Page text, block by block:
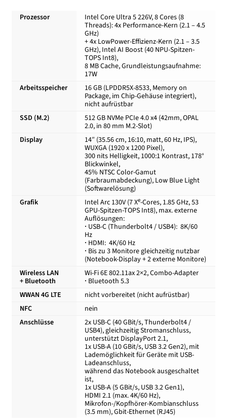
Versand-/Lieferkosten
Widerrufsbelehrung und Widerrufsfomular
Prozessor
Intel Core Ultra 5 226V, 8 Cores (8
Threads): 4x Performance-Kern (2.1 – 4.5
GHz)
+ 4x LowPower-Effizienz-Kern (2.1 – 3.5
GHz), Intel AI Boost (40 NPU-Spitzen-
TOPS Int8),
8 MB Cache, Grundleistungsaufnahme:
17W
Arbeitsspeicher
16 GB (LPDDR5X-8533, Memory on
Package, im Chip-Gehäuse integriert),
nicht aufrüstbar
SSD (M.2)
512 GB NVMe PCIe 4.0 x4 (42mm, OPAL
2.0, in 80 mm M.2-Slot)
Display
14″ (35.56 cm, 16:10, matt, 60 Hz, IPS),
WUXGA (1920 x 1200 Pixel),
300 nits Helligkeit, 1000:1 Kontrast, 178°
Blickwinkel,
45% NTSC Color-Gamut
(Farbraumabdeckung), Low Blue Light
(Softwarelösung)
Grafik
Intel Arc 130V (7 Xe-Cores, 1.85 GHz, 53
GPU-Spitzen-TOPS Int8), max. externe
Auflösungen:
· USB-C (Thunderbolt4 / USB4): 8K/60
Hz
· HDMI: 4K/60 Hz
· Bis zu 3 Monitore gleichzeitig nutzbar
(Notebook-Display + 2 externe Monitore)
Wireless LAN
+ Bluetooth
Wi-Fi 6E 802.11ax 2×2, Combo-Adapter
· Bluetooth 5.3
WWAN 4G LTE
nicht vorbereitet (nicht aufrüstbar)
NFC
nein
Anschlüsse
2x USB-C (40 GBit/s, Thunderbolt4 /
USB4), gleichzeitig Stromanschluss,
unterstützt DisplayPort 2.1,
1x USB-A (10 GBit/s, USB 3.2 Gen2), mit
Lademöglichkeit für Geräte mit USB-
Ladeanschluss,
während das Notebook ausgeschaltet
ist,
1x USB-A (5 GBit/s, USB 3.2 Gen1),
HDMI 2.1 (max. 4K/60 Hz),
Mikrofon-/Kopfhörer-Kombianschluss
(3.5 mm), Gbit-Ethernet (RJ45)